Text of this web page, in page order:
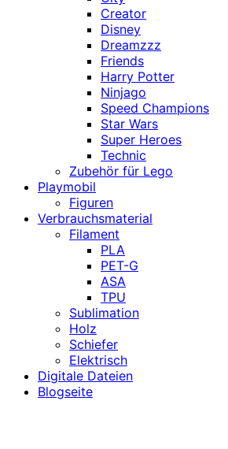
Creator
Disney
Dreamzzz
Friends
Harry Potter
Ninjago
Speed Champions
Star Wars
Super Heroes
Technic
Zubehör für Lego
Playmobil
Figuren
Verbrauchsmaterial
Filament
PLA
PET-G
ASA
TPU
Sublimation
Holz
Schiefer
Elektrisch
Digitale Dateien
Blogseite